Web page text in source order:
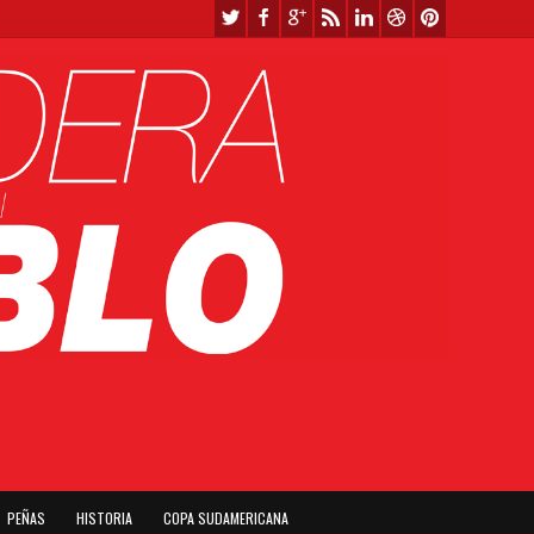
PEÑAS HISTORIA COPA SUDAMERICANA